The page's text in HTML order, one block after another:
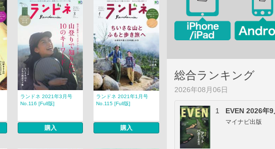
ランドネ 2021年3月号
No.116 [Full版]
購入
ランドネ 2021年1月号
No.115 [Full版]
購入
総合ランキング
2026年08月06日
1 EVEN 2026年
マイナビ出版